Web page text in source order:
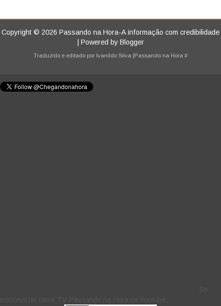
Copyright © 2026 Passando na Hora-A informação com credibilidade
| Powered by Blogger
Traduzido e editado por Ivanildo Silva |Passando na Hora #